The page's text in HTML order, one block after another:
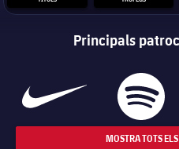
Principals
MOSTRA TOTS